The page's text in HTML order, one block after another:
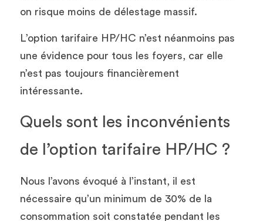
on risque moins de délestage massif.
L’option tarifaire HP/HC n’est néanmoins pas
une évidence pour tous les foyers, car elle
n’est pas toujours financièrement
intéressante.
Quels sont les inconvénients
de l’option tarifaire HP/HC ?
Nous l’avons évoqué à l’instant, il est
nécessaire qu’un minimum de 30% de la
consommation soit constatée pendant les